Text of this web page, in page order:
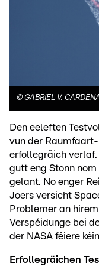
© GABRIEL V.
Den eeleften
vun der
erfollegräich
gutt eng Stonn
gelant. No enger
Joers versicht
Problemer an
Verspéidunge bei
der NASA féiere
Erfollegräichen